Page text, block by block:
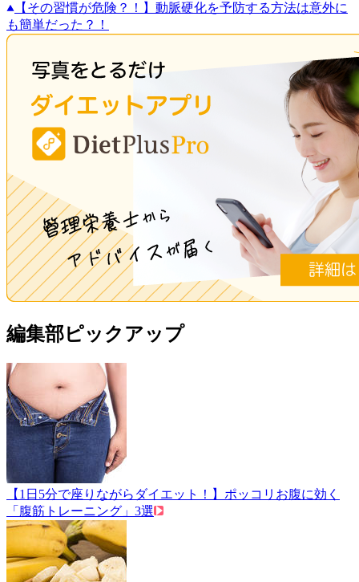
【その習慣が危険？！】動脈硬化を予防する方法は意外に
も簡単だった？！
編集部ピックアップ
【1日5分で座りながらダイエット！】ポッコリお腹に効く
「腹筋トレーニング」3選